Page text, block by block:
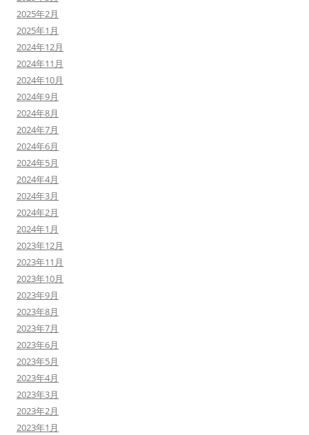
2025年2月
2025年1月
2024年12月
2024年11月
2024年10月
2024年9月
2024年8月
2024年7月
2024年6月
2024年5月
2024年4月
2024年3月
2024年2月
2024年1月
2023年12月
2023年11月
2023年10月
2023年9月
2023年8月
2023年7月
2023年6月
2023年5月
2023年4月
2023年3月
2023年2月
2023年1月